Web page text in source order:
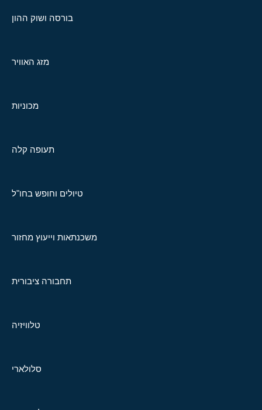
בורסה ושוק ההון
מזג האוויר
מכוניות
תעופה קלה
טיולים וחופש בחו"ל
משכנתאות וייעוץ מחזור
תחבורה ציבורית
טלוויזיה
סלולארי